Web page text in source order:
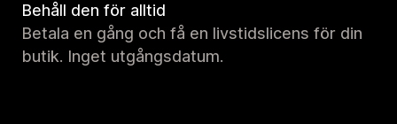
Behåll den för alltid
Betala en gång och få en livstidslicens för din
butik. Inget utgångsdatum.